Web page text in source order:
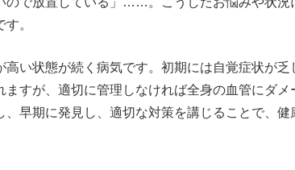
。
高い状態が続く病気です。初期には自覚症状が乏
すが、適切に管理しなければ全身の血管にダ
早期に発見し、適切な対策を講じることで、